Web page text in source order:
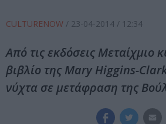
CULTURENOW / 23-04-2014 / 12:34
Από τις εκδόσεις Μεταίχμιο
βιβλίο της Mary Higgins-
νύχτα σε μετάφραση της